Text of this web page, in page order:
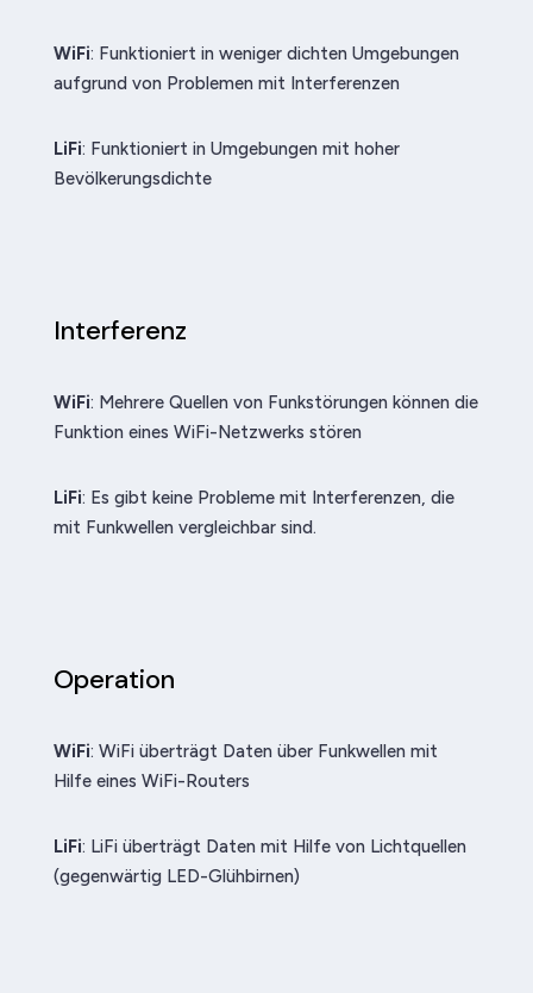
WiFi: Funktioniert in weniger dichten Umgebungen
aufgrund von Problemen mit Interferenzen
LiFi: Funktioniert in Umgebungen mit hoher
Bevölkerungsdichte
Interferenz
WiFi: Mehrere Quellen von Funkstörungen können die
Funktion eines WiFi-Netzwerks stören
LiFi: Es gibt keine Probleme mit Interferenzen, die
mit Funkwellen vergleichbar sind.
Operation
WiFi: WiFi überträgt Daten über Funkwellen mit
Hilfe eines WiFi-Routers
LiFi: LiFi überträgt Daten mit Hilfe von Lichtquellen
(gegenwärtig LED-Glühbirnen)